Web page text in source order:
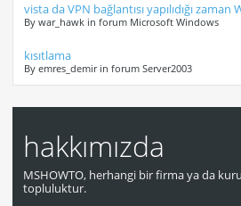
vista da VPN bağlantısı yapılıdığı
By war_hawk in forum Microsoft Windows
kısıtlama
By emres_demir in forum Server2003
hakkımızda
MSHOWTO, herhangi bir firma ya da
topluluktur.